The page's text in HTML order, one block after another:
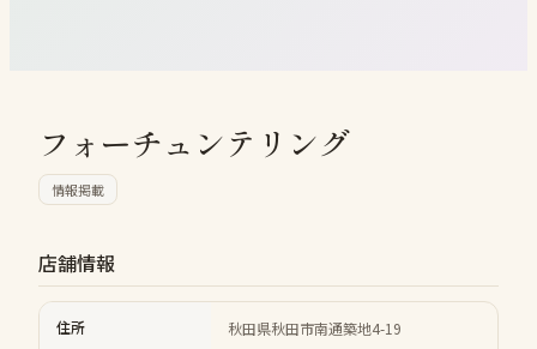
フォーチュンテリング
情報掲載
店舗情報
住所 秋田県秋田市南通築地4-19